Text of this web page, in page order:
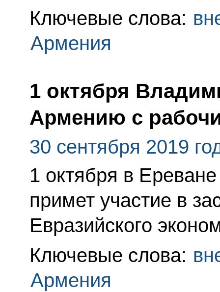
Ключевые слова:
Армения
1 октября
Армению с
30 сентября 2019
1 октября в
примет участие в
Евразийского
Ключевые слова:
Армения